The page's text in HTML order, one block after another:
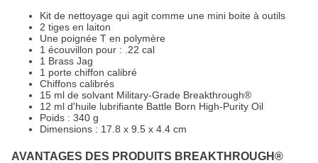
Kit de nettoyage qui agit comme une mini boite à outils
2 tiges en laiton
Une poignée T en polymère
1 écouvillon pour : .22 cal
1 Brass Jag
1 porte chiffon calibré
Chiffons calibrés
15 ml de solvant Military-Grade Breakthrough®
12 ml d'huile lubrifiante Battle Born High-Purity Oil
Poids : 340 g
Dimensions : 17.8 x 9.5 x 4.4 cm
AVANTAGES DES PRODUITS BREAKTHROUGH®